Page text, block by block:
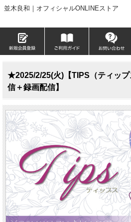
並木良和｜オフィシャルONLINEストア
★2025/2/25(火)【TIPS（ティッ
信＋録画配信】